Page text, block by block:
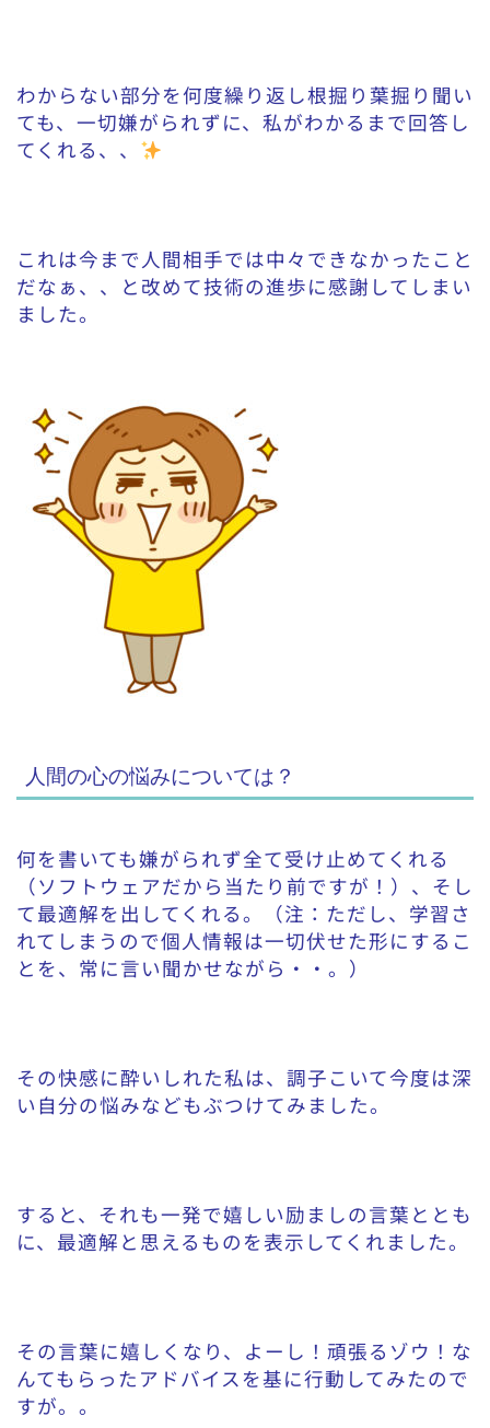
わからない部分を何度繰り返し根掘り葉掘り聞い
ても、一切嫌がられずに、私がわかるまで回答し
てくれる、、
これは今まで人間相手では中々できなかったこと
だなぁ、、と改めて技術の進歩に感謝してしまい
ました。
人間の心の悩みについては？
何を書いても嫌がられず全て受け止めてくれる
（ソフトウェアだから当たり前ですが！）、そし
て最適解を出してくれる。（注：ただし、学習さ
れてしまうので個人情報は一切伏せた形にするこ
とを、常に言い聞かせながら・・。）
その快感に酔いしれた私は、調子こいて今度は深
い自分の悩みなどもぶつけてみました。
すると、それも一発で嬉しい励ましの言葉ととも
に、最適解と思えるものを表示してくれました。
その言葉に嬉しくなり、よーし！頑張るゾウ！な
んてもらったアドバイスを基に行動してみたので
すが。。